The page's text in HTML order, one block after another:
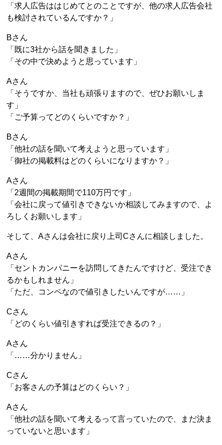
「求人広告ははじめてとのことですが、他の求人広告会社
も検討されているんですか？」
Bさん
「既に3社から話を聞きました」
「その中で決めようと思っています」
Aさん
「そうですか、当社も頑張りますので、ぜひお願いしま
す」
「ご予算ってどのくらいですか？」
Bさん
「他社の話を聞いて考えようと思っています」
「御社の掲載料はどのくらいになりますか？」
Aさん
「2週間の掲載期間で110万円です」
「会社に戻って値引きできないか相談してみますので、よ
ろしくお願いします」
そして、Aさんは会社に戻り上司Cさんに相談しました。
Aさん
「セントカンパニーを訪問してきたんですけど、受注でき
るかもしれません」
「ただ、コンペなので値引きしたいんですが……」
Cさん
「どのくらい値引きすれば受注できるの？」
Aさん
「……分かりません」
Cさん
「お客さんの予算はどのくらい？」
Aさん
「他社の話を聞いて考えるって言っていたので、まだ決ま
っていないと思います」